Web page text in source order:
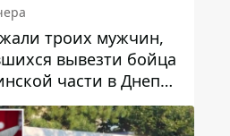
троих мужчин,
вывезти бойца
части в Днепр
долларов: среди
врач